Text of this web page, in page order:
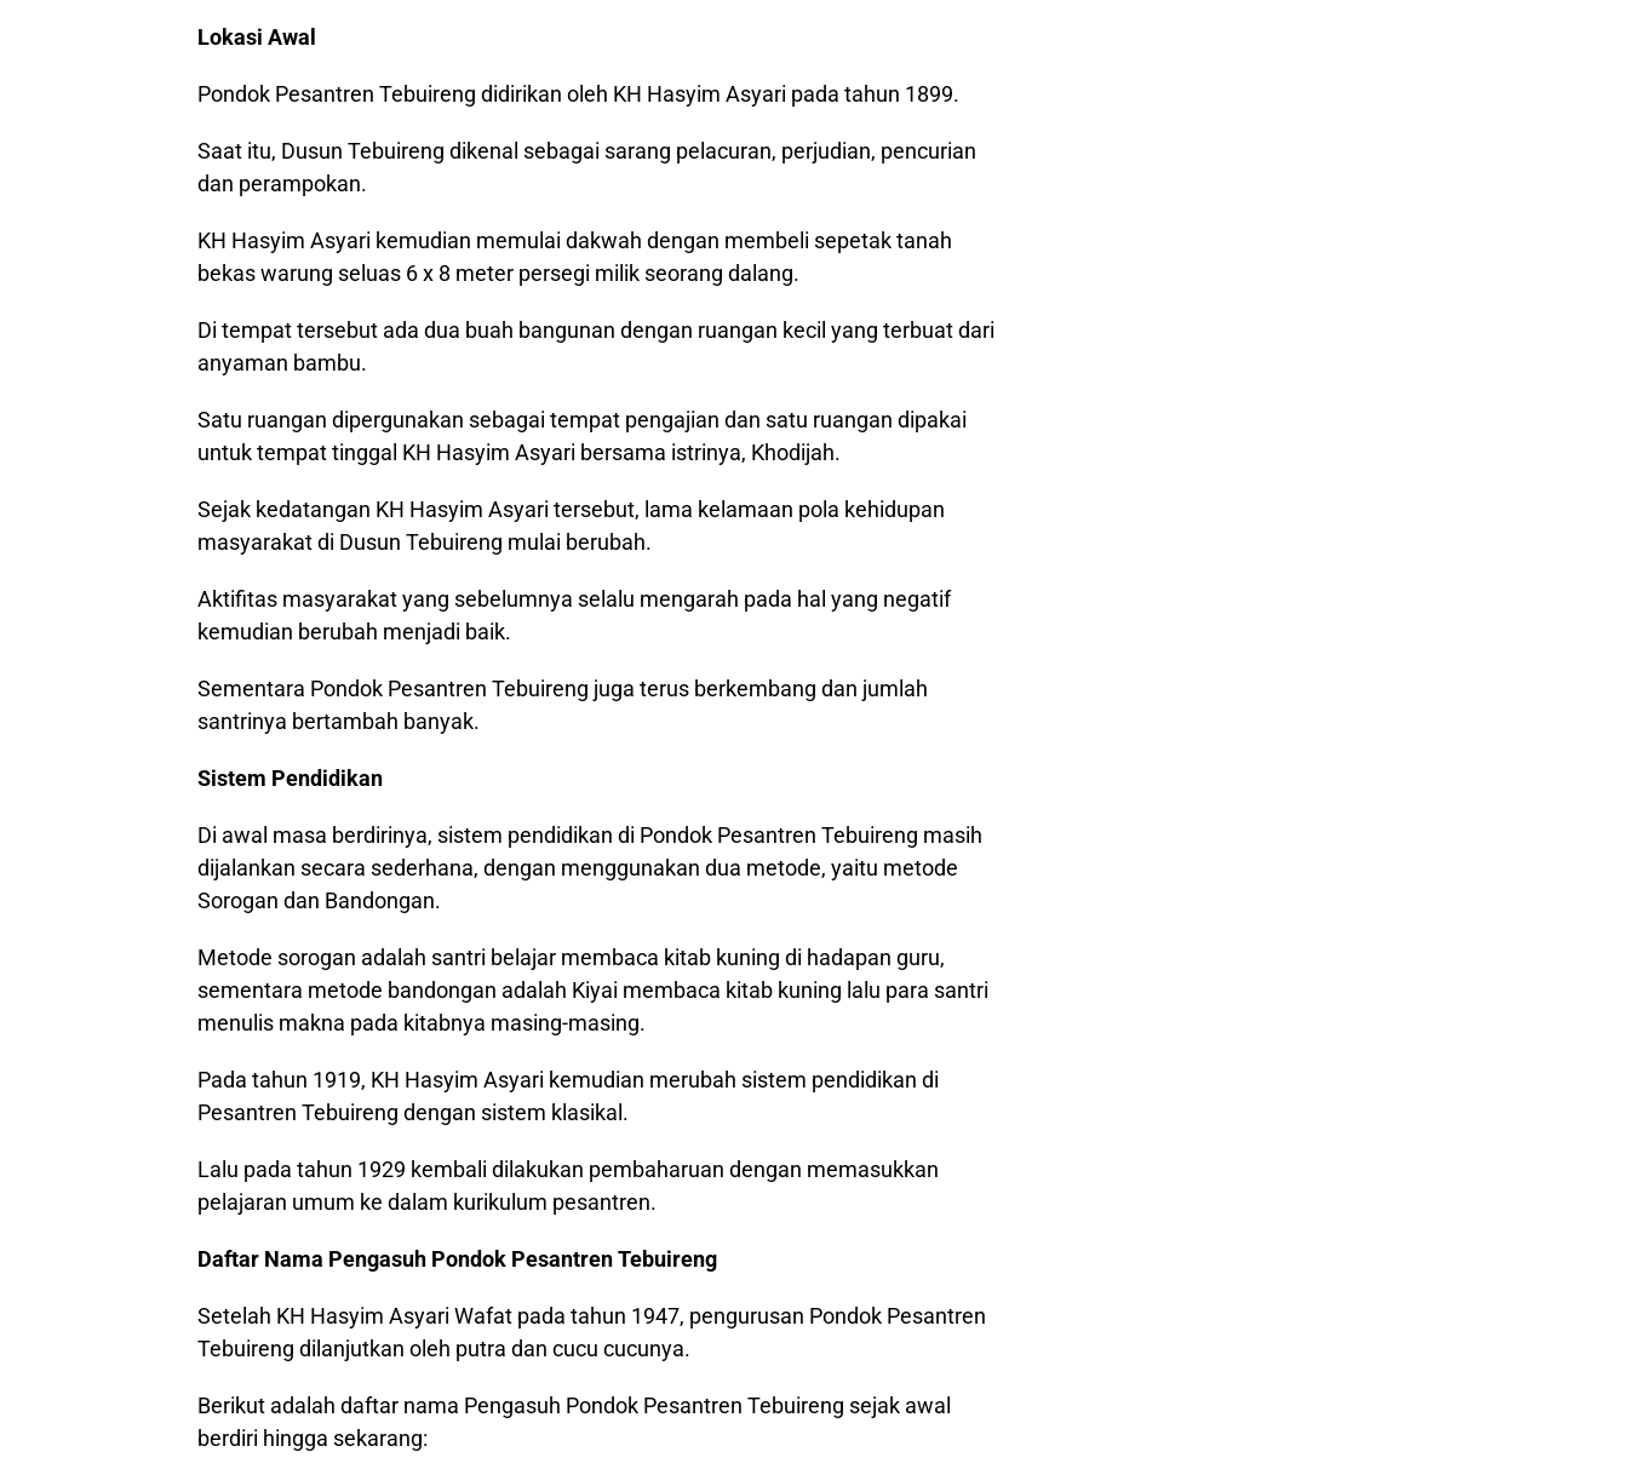
Lokasi Awal
Pondok Pesantren Tebuireng didirikan oleh KH Hasyim Asyari pada tahun 1899.
Saat itu, Dusun Tebuireng dikenal sebagai sarang pelacuran, perjudian, pencurian
dan perampokan.
KH Hasyim Asyari kemudian memulai dakwah dengan membeli sepetak tanah
bekas warung seluas 6 x 8 meter persegi milik seorang dalang.
Di tempat tersebut ada dua buah bangunan dengan ruangan kecil yang terbuat dari
anyaman bambu.
Satu ruangan dipergunakan sebagai tempat pengajian dan satu ruangan dipakai
untuk tempat tinggal KH Hasyim Asyari bersama istrinya, Khodijah.
Sejak kedatangan KH Hasyim Asyari tersebut, lama kelamaan pola kehidupan
masyarakat di Dusun Tebuireng mulai berubah.
Aktifitas masyarakat yang sebelumnya selalu mengarah pada hal yang negatif
kemudian berubah menjadi baik.
Sementara Pondok Pesantren Tebuireng juga terus berkembang dan jumlah
santrinya bertambah banyak.
Sistem Pendidikan
Di awal masa berdirinya, sistem pendidikan di Pondok Pesantren Tebuireng masih
dijalankan secara sederhana, dengan menggunakan dua metode, yaitu metode
Sorogan dan Bandongan.
Metode sorogan adalah santri belajar membaca kitab kuning di hadapan guru,
sementara metode bandongan adalah Kiyai membaca kitab kuning lalu para santri
menulis makna pada kitabnya masing-masing.
Pada tahun 1919, KH Hasyim Asyari kemudian merubah sistem pendidikan di
Pesantren Tebuireng dengan sistem klasikal.
Lalu pada tahun 1929 kembali dilakukan pembaharuan dengan memasukkan
pelajaran umum ke dalam kurikulum pesantren.
Daftar Nama Pengasuh Pondok Pesantren Tebuireng
Setelah KH Hasyim Asyari Wafat pada tahun 1947, pengurusan Pondok Pesantren
Tebuireng dilanjutkan oleh putra dan cucu cucunya.
Berikut adalah daftar nama Pengasuh Pondok Pesantren Tebuireng sejak awal
berdiri hingga sekarang: